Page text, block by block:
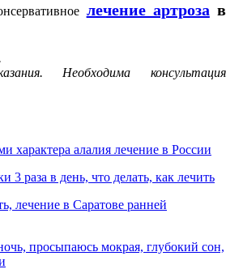
лечение артроза в
Необходима консультация
характера алалия лечение в России
3 раза в день, что делать, как лечить
лечение в Саратове ранней
просыпаюсь мокрая, глубокий сон,